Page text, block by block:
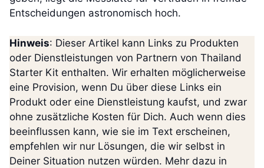
Entscheidungen astronomisch hoch.
Hinweis: Dieser Artikel kann Links zu Produkten
oder Dienstleistungen von Partnern von Thailand
Starter Kit enthalten. Wir erhalten möglicherweise
eine Provision, wenn Du über diese Links ein
Produkt oder eine Dienstleistung kaufst, und zwar
ohne zusätzliche Kosten für Dich. Auch wenn dies
beeinflussen kann, wie sie im Text erscheinen,
empfehlen wir nur Lösungen, die wir selbst in
Deiner Situation nutzen würden. Mehr dazu in